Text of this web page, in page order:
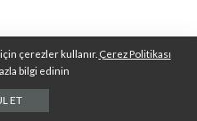
çerezler kullanır. Çerez Politikası
bilgi edinin
ET